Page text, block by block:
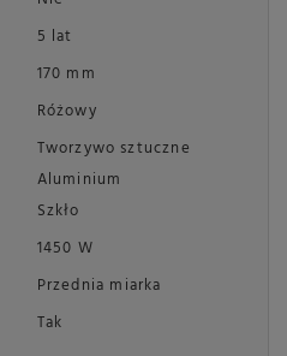
5 lat
170 mm
Różowy
Tworzywo sztuczne
Aluminium
Szkło
1450 W
Przednia miarka
Tak